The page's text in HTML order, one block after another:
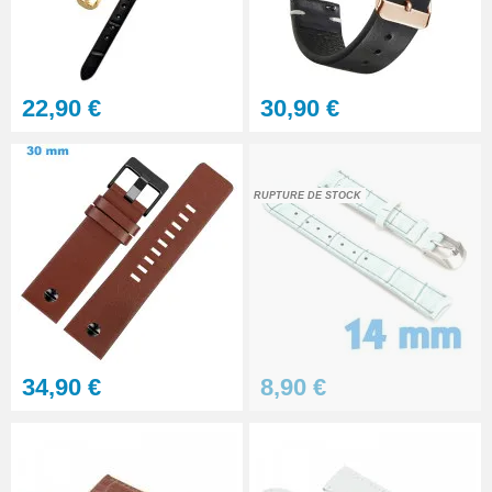
Gros pointeau de pose
manipulation bracelet montre
7,90 €
Outil pointeau de pose suisse
professionnel BERGEON
Interchangeable
22,90 € 30,90 €
34,90 €
RUPTURE DE STOCK
8,90 €